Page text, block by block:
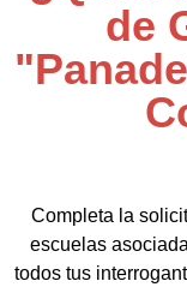
de
Completa la
escuelas
todos tus